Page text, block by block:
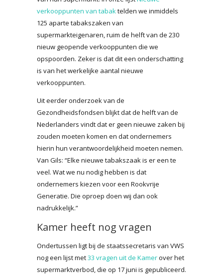
verkooppunten van tabaktelden we inmiddels
125 aparte tabakszaken van
supermarkteigenaren, ruim de helft van de 230
nieuw geopende verkooppunten die we
opspoorden. Zeker is dat dit een onderschatting
is van het werkelijke aantal nieuwe
verkooppunten.
Uit eerder onderzoek van de
Gezondheidsfondsen blijkt dat de helft van de
Nederlanders vindt dat er geen nieuwe zaken bij
zouden moeten komen en dat ondernemers
hierin hun verantwoordelijkheid moeten nemen.
Van Gils: “Elke nieuwe tabakszaak is er een te
veel. Wat we nu nodig hebben is dat
ondernemers kiezen voor een Rookvrije
Generatie. Die oproep doen wij dan ook
nadrukkelijk.”
Kamer heeft nog vragen
Ondertussen ligt bij de staatssecretaris van VWS
nog een lijst met33 vragen uit de Kamerover het
supermarktverbod, die op 17 juni is gepubliceerd.